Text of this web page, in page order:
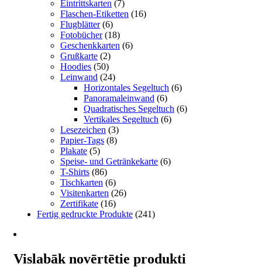
Eintrittskarten (7)
Flaschen-Etiketten (16)
Flugblätter (6)
Fotobücher (18)
Geschenkkarten (6)
Grußkarte (2)
Hoodies (50)
Leinwand (24)
Horizontales Segeltuch (6)
Panoramaleinwand (6)
Quadratisches Segeltuch (6)
Vertikales Segeltuch (6)
Lesezeichen (3)
Papier-Tags (8)
Plakate (5)
Speise- und Getränkekarte (6)
T-Shirts (86)
Tischkarten (6)
Visitenkarten (26)
Zertifikate (16)
Fertig gedruckte Produkte (241)
Vislabāk novērtētie produkti